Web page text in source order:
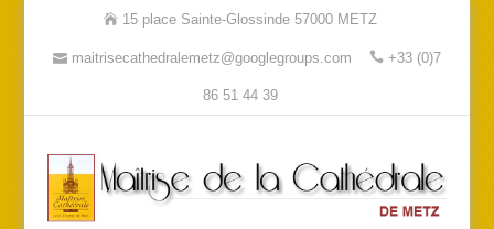
15 place Sainte-Glossinde 57000 METZ
maitrisecathedralemetz@googlegroups.com +33 (0)7
86 51 44 39